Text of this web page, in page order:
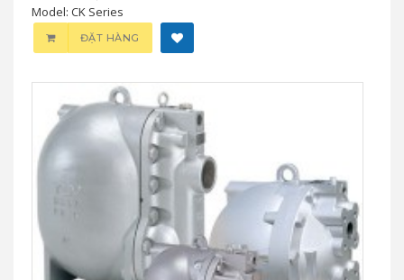
Model: CK Series
ĐẶT HÀNG